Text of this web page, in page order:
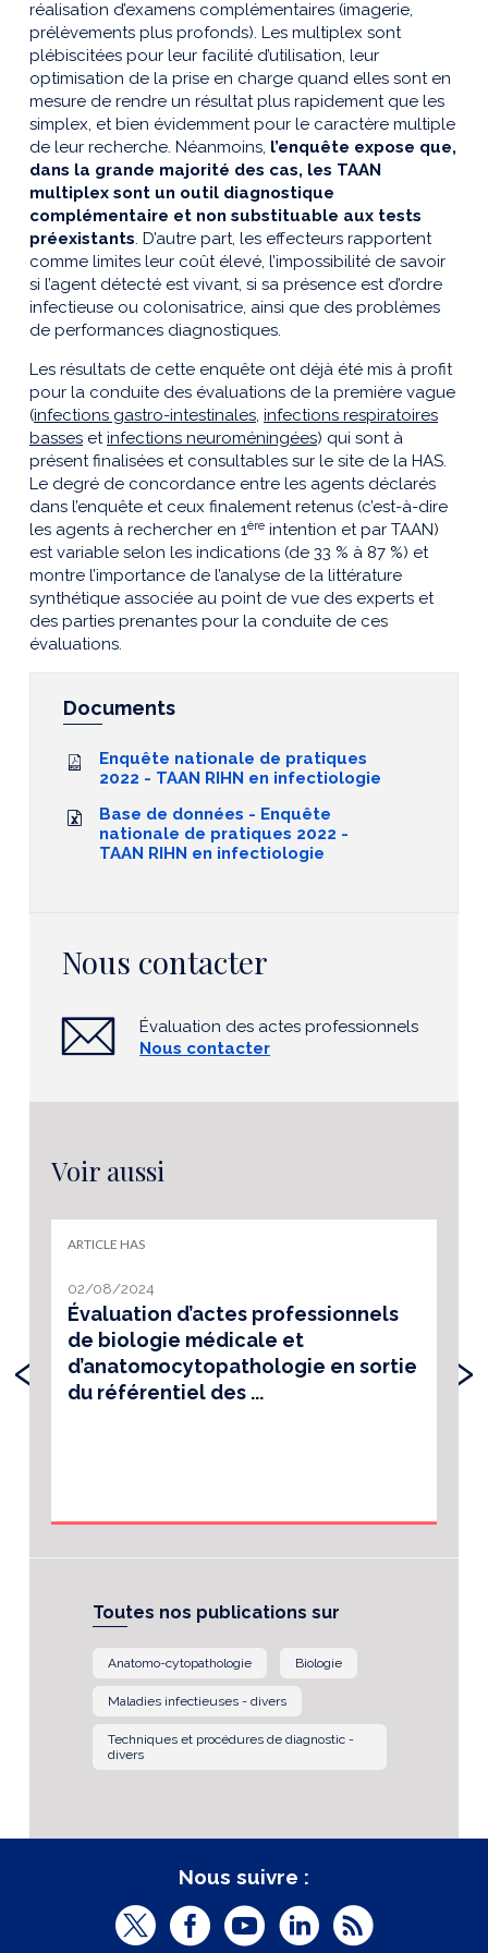
réalisation d’examens complémentaires (imagerie,
prélèvements plus profonds). Les multiplex sont
plébiscitées pour leur facilité d’utilisation, leur
optimisation de la prise en charge quand elles sont en
mesure de rendre un résultat plus rapidement que les
simplex, et bien évidemment pour le caractère multiple
de leur recherche. Néanmoins, l’enquête expose que,
dans la grande majorité des cas, les TAAN
multiplex sont un outil diagnostique
complémentaire et non substituable aux tests
préexistants. D’autre part, les effecteurs rapportent
comme limites leur coût élevé, l’impossibilité de savoir
si l’agent détecté est vivant, si sa présence est d’ordre
infectieuse ou colonisatrice, ainsi que des problèmes
de performances diagnostiques.
Les résultats de cette enquête ont déjà été mis à profit
pour la conduite des évaluations de la première vague
(infections gastro-intestinales, infections respiratoires
basses etinfections neuroméningées) qui sont à
présent finalisées et consultables sur le site de la HAS.
Le degré de concordance entre les agents déclarés
dans l’enquête et ceux finalement retenus (c’est-à-dire
les agents à rechercher en 1ère intention et par TAAN)
est variable selon les indications (de 33 % à 87 %) et
montre l’importance de l’analyse de la littérature
synthétique associée au point de vue des experts et
des parties prenantes pour la conduite de ces
évaluations.
Documents
Enquête nationale de pratiques
2022 - TAAN RIHN en infectiologie
Base de données - Enquête
nationale de pratiques 2022 -
TAAN RIHN en infectiologie
Nous contacter
Évaluation des actes professionnels
Nous contacter
Voir aussi
ARTICLE HAS
02/08/2024
Évaluation d’actes professionnels
de biologie médicale et
d’anatomocytopathologie en sortie
du référentiel des ...
‹ ›
Toutes nos publications sur
Anatomo-cytopathologie Biologie
Maladies infectieuses - divers
Techniques et procédures de diagnostic -
divers
Nous suivre :
T
F
Y
L
R